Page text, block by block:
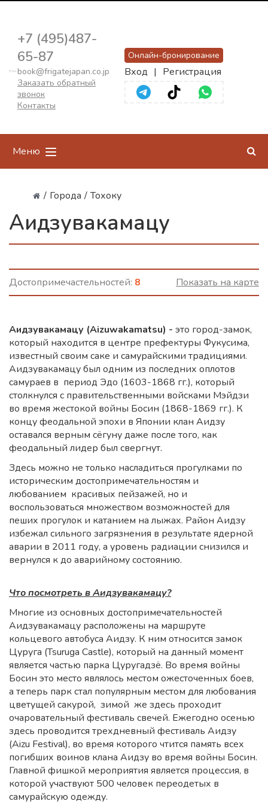
+7 (495)487-
65-87
book@frigatejapan.co.jp
Заказать обратный
звонок
Контакты
Онлайн-бронирование
Вход | Регистрация
Меню
/ Города / Тохоку
Аидзувакамацу
Достопримечастельностей: 8 Показать на карте
Аидзувакамацу (Aizuwakamatsu) - это город-замок,
который находится в центре префектуры Фукусима,
известный своим саке и самурайскими традициями.
Аидзувакамацу был одним из последних оплотов
самураев в период Эдо (1603-1868 гг.), который
столкнулся с правительственными войсками Мэйдзи
во время жестокой войны Босин (1868-1869 гг.). К
концу феодальной эпохи в Японии клан Аидзу
оставался верным сёгуну даже после того, как
феодальный лидер был свергнут.
Здесь можно не только насладиться прогулками по
историческим достопримечательностям и
любованием красивых пейзажей, но и
воспользоваться множеством возможностей для
пеших прогулок и катанием на лыжах. Район Аидзу
избежал сильного загрязнения в результате ядерной
аварии в 2011 году, а уровень радиации снизился и
вернулся к до аварийному состоянию.
Что посмотреть в Аидзувакамацу?
Многие из основных достопримечательностей
Аидзувакамацу расположены на маршруте
кольцевого автобуса Аидзу. К ним относится замок
Цуруга (Tsuruga Castle), который на данный момент
является частью парка Цуругадзё. Во время войны
Босин это место являлось местом ожесточенных боев,
а теперь парк стал популярным местом для любования
цветущей сакурой, зимой же здесь проходит
очаровательный фестиваль свечей. Ежегодно осенью
здесь проводится трехдневный фестиваль Аидзу
(Aizu Festival), во время которого чтится память всех
погибших воинов клана Аидзу во время войны Босин.
Главной фишкой мероприятия является процессия, в
которой участвуют 500 человек переодетых в
самурайскую одежду.